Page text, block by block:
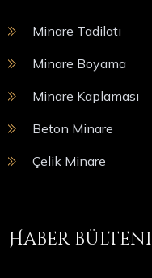
Minare Tadilatı
Minare Boyama
Minare Kaplaması
Beton Minare
Çelik Minare
Haber bülteni